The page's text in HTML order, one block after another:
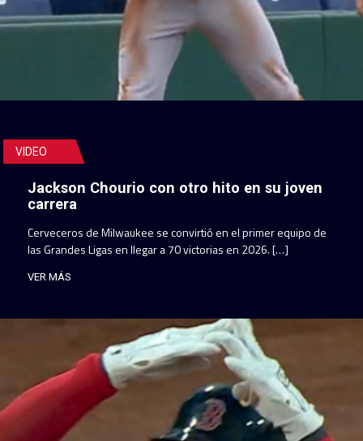
VIDEO
Jackson Chourio con otro hito en su joven
carrera
Cerveceros de Milwaukee se convirtió en el primer equipo de
las Grandes Ligas en llegar a 70 victorias en 2026. […]
VER MÁS